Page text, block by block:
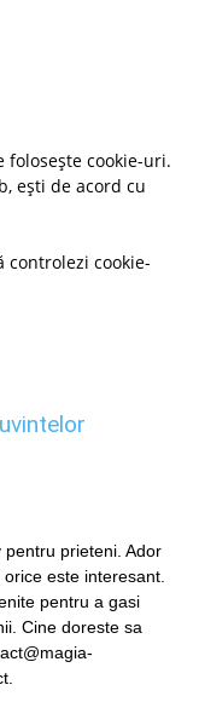
folosește cookie-uri.
ești de acord cu
controlezi cookie-
prieteni. Ador
este interesant.
pentru a gasi
Cine doreste sa